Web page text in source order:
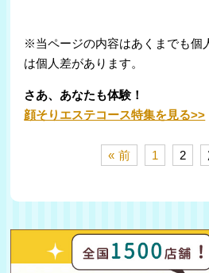
※当ページの内容はあくまでも個
は個人差があります。
さあ、あなたも体験！
顔そりエステコース特集を見る>>
« 前 1 2